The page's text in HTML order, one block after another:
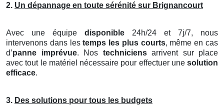
2. Un dépannage en toute sérénité sur Brignancourt
Avec une équipe disponible 24h/24 et 7j/7, nous
intervenons dans lestemps les plus courts, même en cas
d’panne imprévue. Nos techniciensarrivent sur place
avec tout le matériel nécessaire pour effectuer une solution
efficace.
3. Des solutions pour tous les budgets